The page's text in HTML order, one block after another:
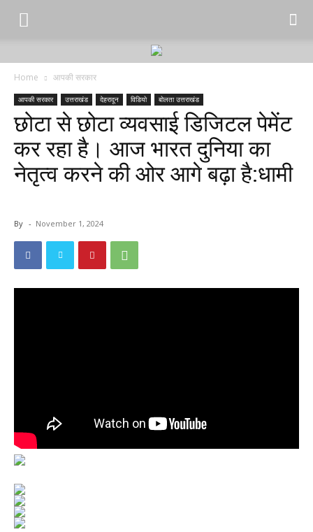
Home आपकी सरकार
आपकी सरकार उत्तराखंड देहरादून विडियो बोलता उत्तराखंड
छोटा से छोटा व्यवसाई डिजिटल पेमेंट
कर रहा है। आज भारत दुनिया का
नेतृत्व करने की ओर आगे बढ़ा है:धामी
By - November 1, 2024